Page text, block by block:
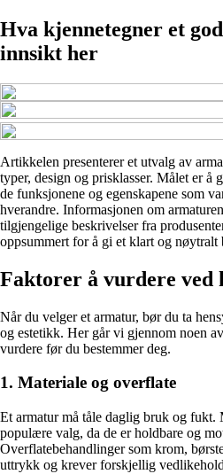
Hva kjennetegner et
innsikt her
Artikkelen presenterer et utvalg av
typer, design og prisklasser. Målet er å
de funksjonene og egenskapene som
hverandre. Informasjonen om
tilgjengelige beskrivelser fra
oppsummert for å gi et klart og nøytralt
Faktorer å vurdere ved
Når du velger et armatur, bør du ta
og estetikk. Her går vi gjennom noen
vurdere før du bestemmer deg.
1. Materiale og overflate
Et armatur må tåle daglig bruk og fukt.
populære valg, da de er holdbare og
Overflatebehandlinger som krom,
uttrykk og krever forskjellig